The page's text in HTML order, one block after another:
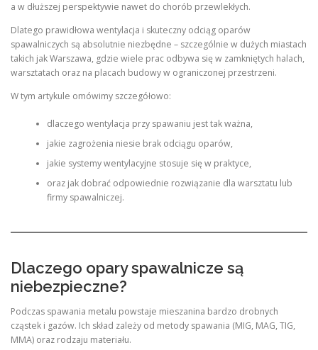
a w dłuższej perspektywie nawet do chorób przewlekłych.
Dlatego prawidłowa wentylacja i skuteczny odciąg oparów
spawalniczych są absolutnie niezbędne – szczególnie w dużych miastach
takich jak Warszawa, gdzie wiele prac odbywa się w zamkniętych halach,
warsztatach oraz na placach budowy w ograniczonej przestrzeni.
W tym artykule omówimy szczegółowo:
dlaczego wentylacja przy spawaniu jest tak ważna,
jakie zagrożenia niesie brak odciągu oparów,
jakie systemy wentylacyjne stosuje się w praktyce,
oraz jak dobrać odpowiednie rozwiązanie dla warsztatu lub
firmy spawalniczej.
Dlaczego opary spawalnicze są
niebezpieczne?
Podczas spawania metalu powstaje mieszanina bardzo drobnych
cząstek i gazów. Ich skład zależy od metody spawania (MIG, MAG, TIG,
MMA) oraz rodzaju materiału.